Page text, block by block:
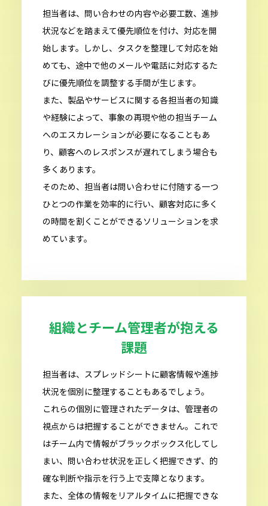
担当者は、問い合わせの内容や必要工数、進捗
状況などを踏まえて優先順位を付け、対応を開
始します。しかし、タスクを整理して対応を始
めても、途中で他のメールや電話に対応するた
びに優先順位を調整する手間が生じます。
また、製品やサービスに関する各担当者の知識
や経験によって、事象の再現や他の担当チーム
へのエスカレーションが必要になることもあ
り、顧客へのレスポンスが遅れてしまう場合も
多くあります。
そのため、担当者は問い合わせに付随する一つ
ひとつの作業を効率的に行い、顧客対応に多く
の時間を割くことができるソリューションを求
めています。
組織とチーム管理者が抱える
課題
担当者は、スプレッドシートに顧客情報や進捗
状況を個別に整理することもあるでしょう。
これらの個別に管理されたデータは、管理者の
視点からは把握することができません。これで
はチーム内で情報がブラックボックス化してし
まい、問い合わせ状況を正しく把握できず、的
確な判断や指示を行う上で支障となります。
また、全体の情報をリアルタイムに把握できな